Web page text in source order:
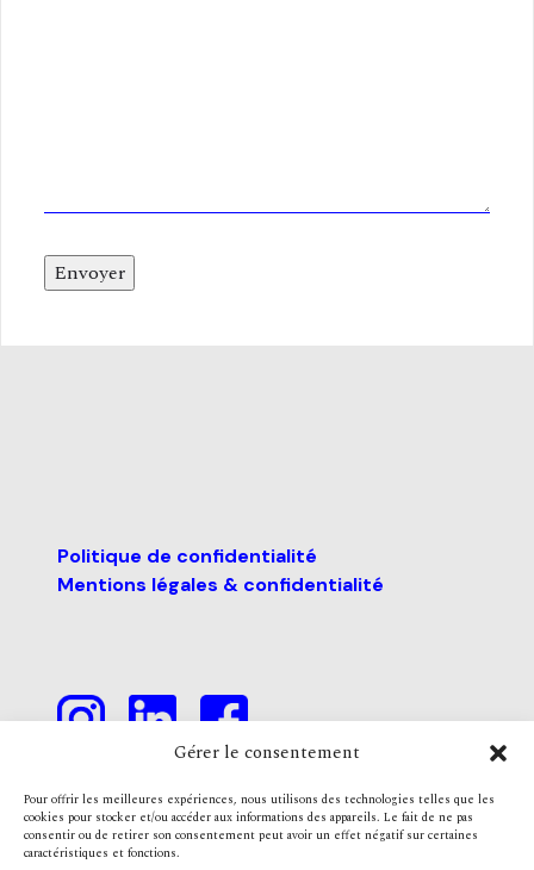
Gérer le consentement
Pour offrir les meilleures expériences, nous utilisons des technologies telles que les
cookies pour stocker et/ou accéder aux informations des appareils. Le fait de ne pas
consentir ou de retirer son consentement peut avoir un effet négatif sur certaines
caractéristiques et fonctions.
Politique de confidentialité
Mentions légales & confidentialité
Nous contacter